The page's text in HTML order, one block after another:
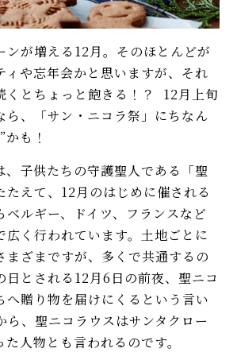
ンが増える12月。そのほとんどが
ィや忘年会かと思いますが、それ
くとちょっと飽きる！？ 12月上旬
ら、「サン・ニコラ祭」にちなん
も！
、子供たちの守護聖人である「聖
たえて、12月のはじめに催される
ベルギー、ドイツ、フランスなど
広く行われています。土地ごとに
まざまですが、多くで共通するの
日とされる12月6日の前夜、聖ニコ
へ贈り物を届けにくるという言い
ら、聖ニコラウスはサンタクロー
人物とも言われるのです。